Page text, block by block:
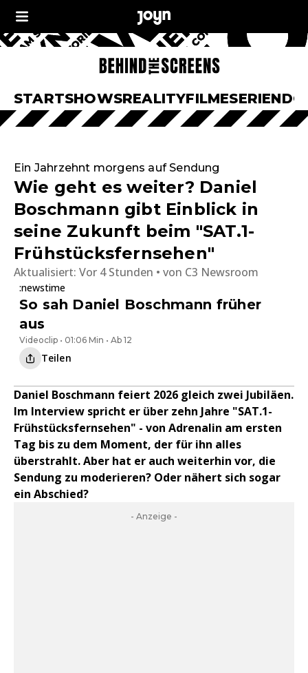
STARTSHOWSREALITYFILMESERIEN
Ein Jahrzehnt morgens auf Sendung
Wie geht es weiter? Daniel
Boschmann gibt Einblick in
seine Zukunft beim "SAT.1-
Frühstücksfernsehen"
Aktualisiert: Vor 4 Stunden von C3 Newsroom
:newstime
So sah Daniel Boschmann früher
aus
Videoclip • 01:06 Min • Ab 12
Teilen
Daniel Boschmann feiert 2026 gleich zwei Jubiläen.
Im Interview spricht er über zehn Jahre "SAT.1-
Frühstücksfernsehen" - von Adrenalin am ersten
Tag bis zu dem Moment, der für ihn alles
überstrahlt. Aber hat er auch weiterhin vor, die
Sendung zu moderieren? Oder nähert sich sogar
ein Abschied?
- Anzeige -